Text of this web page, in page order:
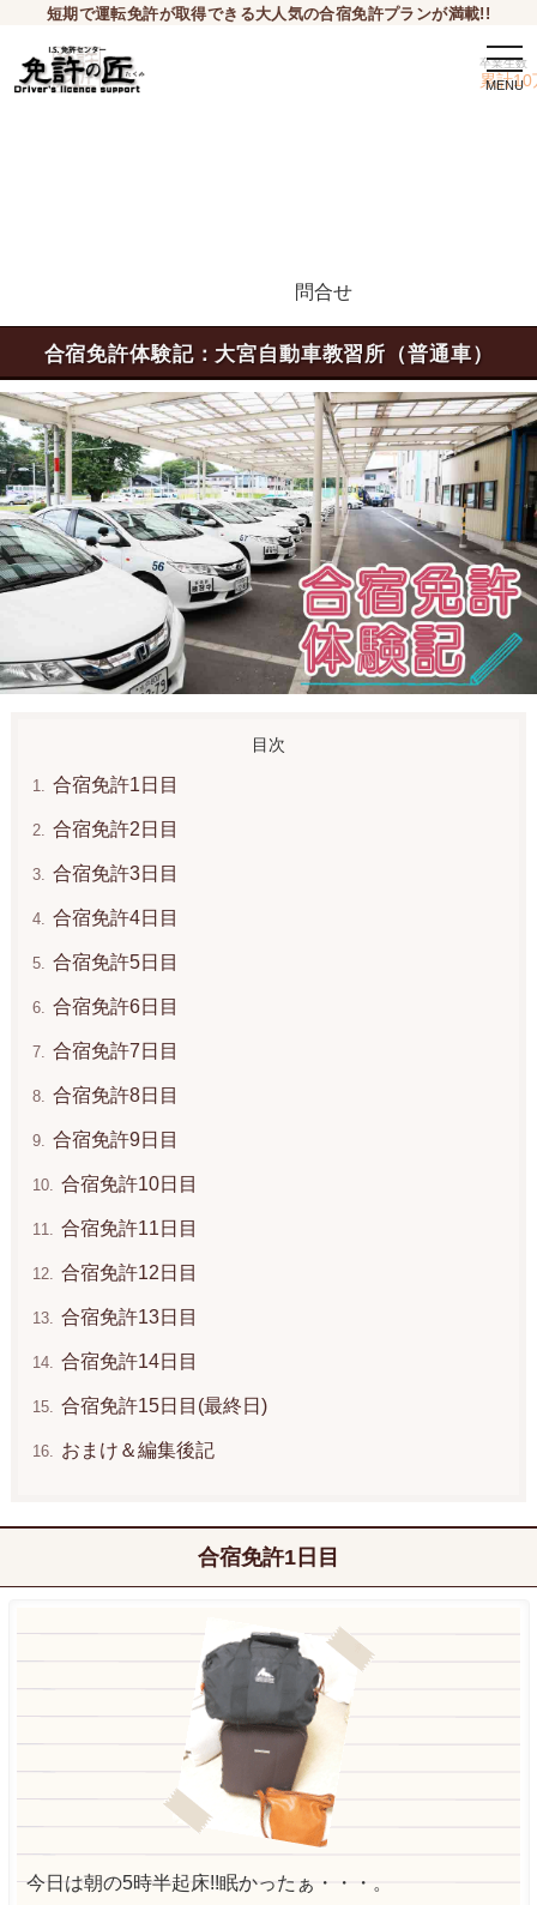
短期で運転免許が取得できる大人気の合宿免許プランが満載!!
卒業生数
累計10
問合せ
合宿免許体験記：大宮自動車教習所（普通車）
合宿免許1日目
合宿免許2日目
合宿免許3日目
合宿免許4日目
合宿免許5日目
合宿免許6日目
合宿免許7日目
合宿免許8日目
合宿免許9日目
合宿免許10日目
合宿免許11日目
合宿免許12日目
合宿免許13日目
合宿免許14日目
合宿免許15日目(最終日)
おまけ＆編集後記
合宿免許1日目
今日は朝の5時半起床!!眠かったぁ・・・。